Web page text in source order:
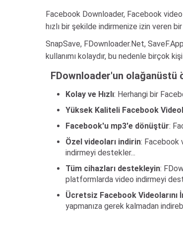
Facebook Downloader, Facebook
hızlı bir şekilde indirmenize izin veren bir
SnapSave, FDownloader.Net,
kullanımı kolaydır, bu nedenle birçok
FDownloader'un olağanüstü
Kolay ve Hızlı: Herhangi bir
Yüksek Kaliteli Facebook
Facebook'u mp3'e dönüştür:
Özel videoları indirin: Facebook
indirmeyi destekler...
Tüm cihazları destekleyin:
platformlarda video indirmeyi
Ücretsiz Facebook Videolarını
yapmanıza gerek kalmadan